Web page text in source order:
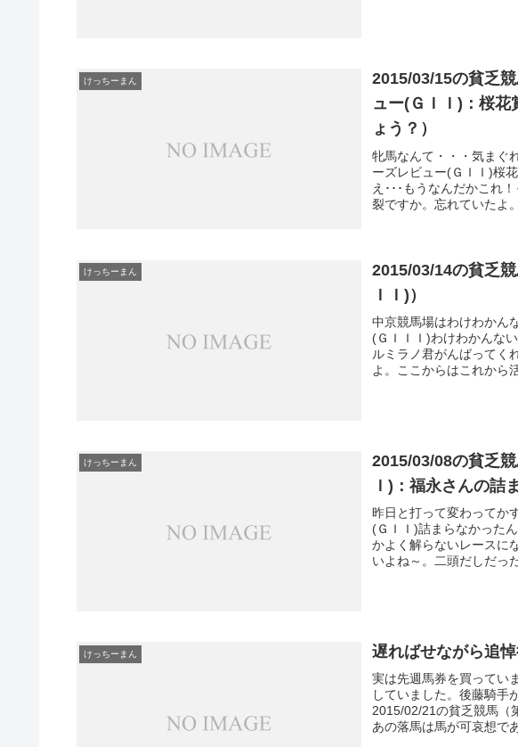
けっちーまん
2015/03/15の貧乏
ュー(ＧＩＩ)：桜花
ょう？）
牝馬なんて・・・気まぐ
ーズレビュー(ＧＩＩ)桜
え･･･もうなんだかこれ
裂ですか。忘れていたよ
けっちーまん
2015/03/14の貧乏
ＩＩ)）
中京競馬場はわけわかん
(ＧＩＩＩ)わけわかんな
ルミラノ君がんばってく
よ。ここからはこれから
けっちーまん
2015/03/08の貧乏
Ｉ)：福永さんの詰
昨日と打って変わってか
(ＧＩＩ)詰まらなかった
かよく解らないレースに
いよね～。二頭だしだっ
けっちーまん 遅ればせながら追
実は先週馬券を買ってい
していました。後藤騎手
2015/02/21の貧乏競馬（
あの落馬は馬が可哀想で